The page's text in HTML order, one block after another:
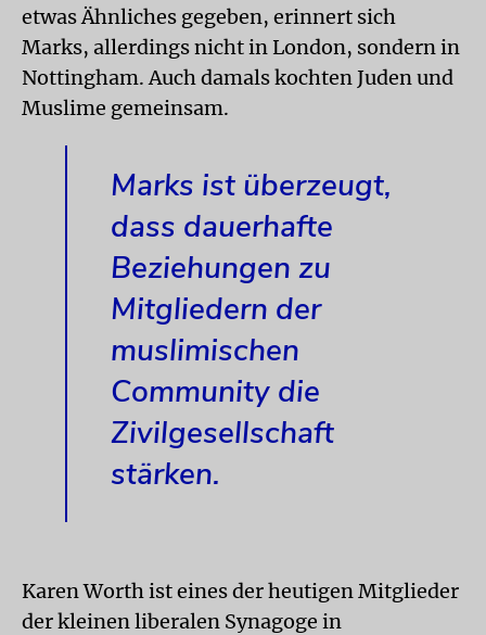
etwas Ähnliches gegeben, erinnert sich
Marks, allerdings nicht in London, sondern in
Nottingham. Auch damals kochten Juden und
Muslime gemeinsam.
Marks ist überzeugt,
dass dauerhafte
Beziehungen zu
Mitgliedern der
muslimischen
Community die
Zivilgesellschaft
stärken.
Karen Worth ist eines der heutigen Mitglieder
der kleinen liberalen Synagoge in